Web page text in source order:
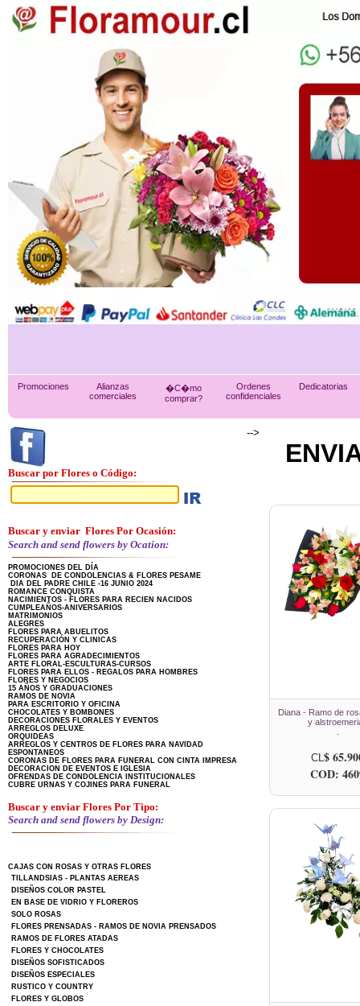
Promociones
Alianzas
comerciales
�C�mo
comprar?
Ordenes
confidenciales
Dedicatorias
Buscar por Flores o Código:
Buscar y enviar Flores Por Ocasión:
Search and send flowers by Ocation:
PROMOCIONES DEL DÍA
CORONAS DE CONDOLENCIAS & FLORES PESAME
DIA DEL PADRE CHILE -16 JUNIO 2024
ROMANCE CONQUISTA
NACIMIENTOS - FLORES PARA RECIEN NACIDOS
CUMPLEAÑOS-ANIVERSARIOS
MATRIMONIOS
ALEGRES
FLORES PARA ABUELITOS
RECUPERACIÓN Y CLINICAS
FLORES PARA HOY
FLORES PARA AGRADECIMIENTOS
ARTE FLORAL-ESCULTURAS-CURSOS
FLORES PARA ELLOS - REGALOS PARA HOMBRES
FLORES Y NEGOCIOS
15 AÑOS Y GRADUACIONES
RAMOS DE NOVIA
PARA ESCRITORIO Y OFICINA
CHOCOLATES Y BOMBONES
DECORACIONES FLORALES Y EVENTOS
ARREGLOS DELUXE
ORQUIDEAS
ARREGLOS Y CENTROS DE FLORES PARA NAVIDAD
ESPONTANEOS
CORONAS DE FLORES PARA FUNERAL CON CINTA IMPRESA
DECORACION DE EVENTOS E IGLESIA
OFRENDAS DE CONDOLENCIA INSTITUCIONALES
CUBRE URNAS Y COJINES PARA FUNERAL
Buscar y enviar Flores Por Tipo:
Search and send flowers by Design:
CAJAS CON ROSAS Y OTRAS FLORES
TILLANDSIAS - PLANTAS AEREAS
DISEÑOS COLOR PASTEL
EN BASE DE VIDRIO Y FLOREROS
SOLO ROSAS
FLORES PRENSADAS - RAMOS DE NOVIA PRENSADOS
RAMOS DE FLORES ATADAS
FLORES Y CHOCOLATES
DISEÑOS SOFISTICADOS
DISEÑOS ESPECIALES
RUSTICO Y COUNTRY
FLORES Y GLOBOS
-->
Diana - Ramo de
y
CL$
COD: